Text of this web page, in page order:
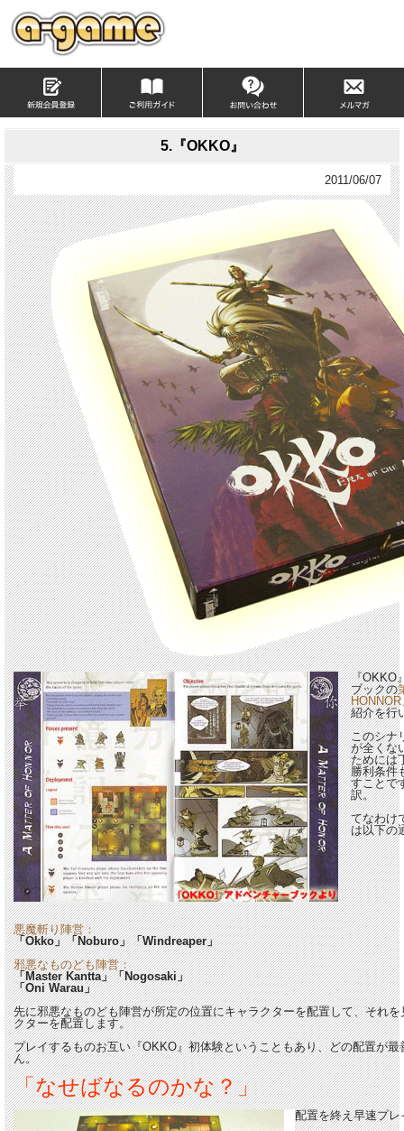
5.『OKKO』
2011/06/07
『OKKO
ブックの
HONNOR
紹介を行
このシナ
が全くな
ためには
勝利条件
すことで
訳。
てなわけ
は以下の
悪魔斬り陣営：
「Okko」「Noburo」「Windreaper」
邪悪なものども陣営：
「Master Kantta」「Nogosaki」
「Oni Warau」
先に邪悪なものども陣営が所定の位置にキャラクターを配置して、それ
クターを配置します。
プレイするものお互い『OKKO』初体験ということもあり、どの配置が
ん。
「なせばなるのかな？」
配置を終え早速プレ